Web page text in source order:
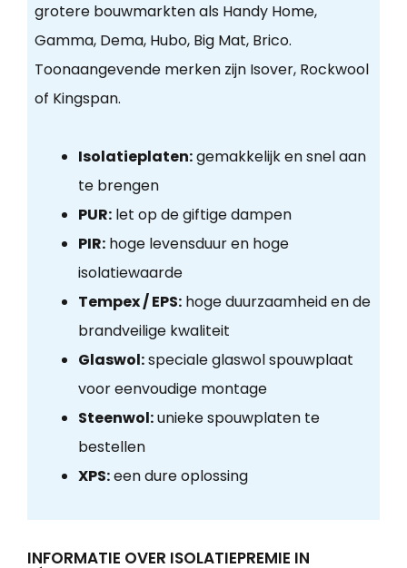
grotere bouwmarkten als Handy Home,
Gamma, Dema, Hubo, Big Mat, Brico.
Toonaangevende merken zijn Isover, Rockwool
of Kingspan.
Isolatieplaten:gemakkelijk en snel aan
te brengen
PUR:let op de giftige dampen
PIR:hoge levensduur en hoge
isolatiewaarde
Tempex / EPS:hoge duurzaamheid en de
brandveilige kwaliteit
Glaswol:speciale glaswol spouwplaat
voor eenvoudige montage
Steenwol:unieke spouwplaten te
bestellen
XPS:een dure oplossing
INFORMATIE OVER ISOLATIEPREMIE IN